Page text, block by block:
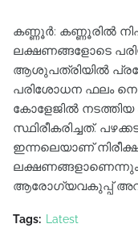
കണ്ണൂർ: കണ്ണൂരിൽ
ലക്ഷണങ്ങളോടെ
ആശുപത്രിയിൽ
പരിശോധന ഫലം
കോളേജിൽ
സ്ഥിരീകരിച്ചത്.
ഇന്നലെയാണ്
ആരോഗ്യവകുപ്പ്
Tags: Latest